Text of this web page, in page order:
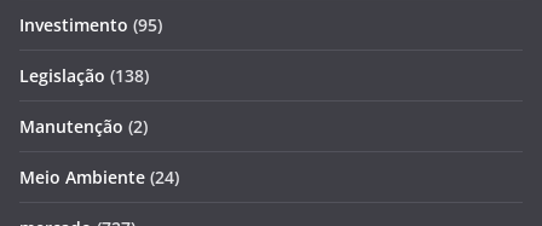
Investimento (95)
Legislação (138)
Manutenção (2)
Meio Ambiente (24)